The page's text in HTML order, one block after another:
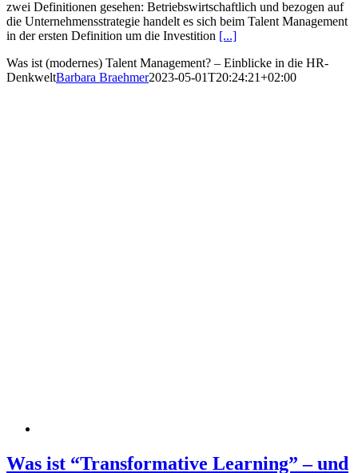
zwei Definitionen gesehen: Betriebswirtschaftlich und bezogen auf
die Unternehmensstrategie handelt es sich beim Talent Management
in der ersten Definition um die Investition [...]
Was ist (modernes) Talent Management? – Einblicke in die HR-
DenkweltBarbara Braehmer2023-05-01T20:24:21+02:00
Was ist “Transformative Learning” – und